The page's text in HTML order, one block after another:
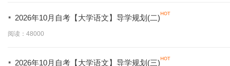
· 2026年10月自考【大学语文】导学规划(二)
阅读：48000
· 2026年10月自考【大学语文】导学规划(三)